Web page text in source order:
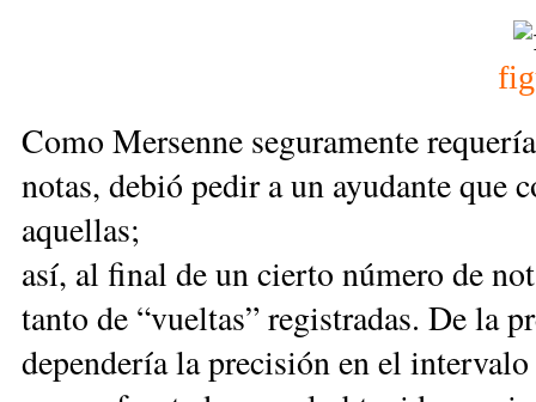
Como Mersenne seguramente
notas, debió pedir a un ayudante que
aquellas;
así, al final de un cierto número de
tanto de “vueltas” registradas. De la
dependería la precisión en el